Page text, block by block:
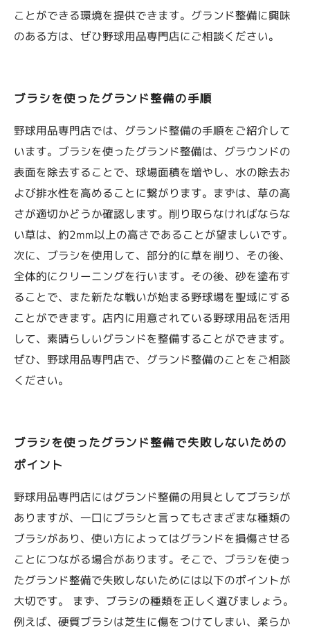
ことができる環境を提供できます。グランド整備に興味
のある方は、ぜひ野球用品専門店にご相談ください。
ブラシを使ったグランド整備の手順
野球用品専門店では、グランド整備の手順をご紹介して
います。ブラシを使ったグランド整備は、グラウンドの
表面を除去することで、球場面積を増やし、水の除去お
よび排水性を高めることに繋がります。まずは、草の高
さが適切かどうか確認します。削り取らなければならな
い草は、約2mm以上の高さであることが望ましいです。
次に、ブラシを使用して、部分的に草を削り、その後、
全体的にクリーニングを行います。その後、砂を塗布す
ることで、また新たな戦いが始まる野球場を聖域にする
ことができます。店内に用意されている野球用品を活用
して、素晴らしいグランドを整備することができます。
ぜひ、野球用品専門店で、グランド整備のことをご相談
ください。
ブラシを使ったグランド整備で失敗しないための
ポイント
野球用品専門店にはグランド整備の用具としてブラシが
ありますが、一口にブラシと言ってもさまざまな種類の
ブラシがあり、使い方によってはグランドを損傷させる
ことにつながる場合があります。そこで、ブラシを使っ
たグランド整備で失敗しないためには以下のポイントが
大切です。 まず、ブラシの種類を正しく選びましょう。
例えば、硬質ブラシは芝生に傷をつけてしまい、柔らか